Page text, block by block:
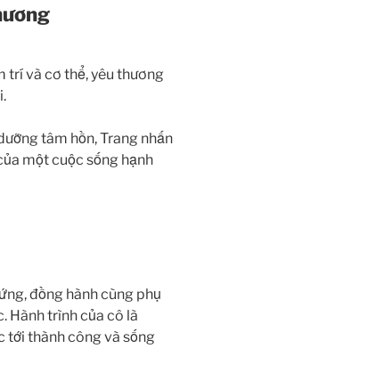
trí và cơ thể, yêu thương
tâm hồn, Trang nhấn
một cuộc sống hạnh
đồng hành cùng phụ
Hành trình của cô là
tới thành công và sống